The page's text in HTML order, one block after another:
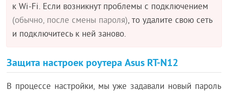
к Wi-Fi. Если возникнут проблемы с подключением
(обычно, после смены пароля), то удалите свою сеть
и подключитесь к ней заново.
Защита настроек роутера Asus RT-N12
В процессе настройки, мы уже задавали новый пароль